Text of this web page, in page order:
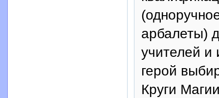
арбалеты)
учителей и
герой
Круги